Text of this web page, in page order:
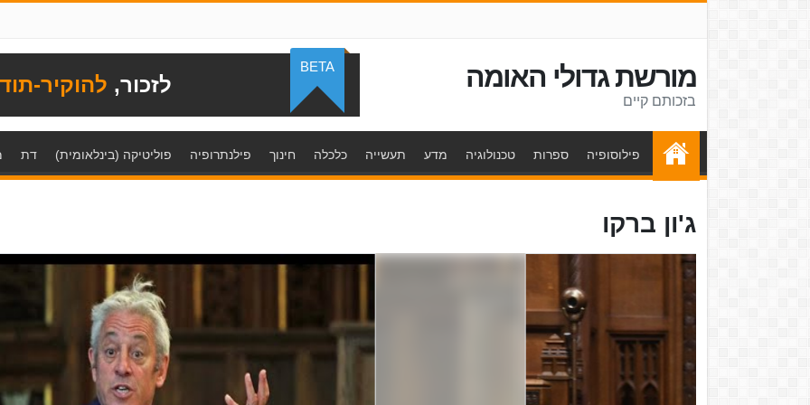
מורשת גדולי האומה
בזכותם קיים
לזכור, להוקיר-
BETA
פילוסופיה ספרות טכנולוגיה מדע תעשייה כלכלה חינוך פילנתרופיה פוליטיקה (בינלאומית) דת
ג'ון ברקו